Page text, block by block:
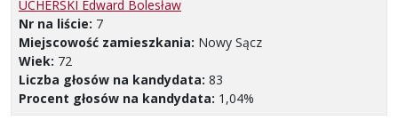
UCHERSKI Edward Bolesław
Nr na liście: 7
Miejscowość zamieszkania: Nowy Sącz
Wiek: 72
Liczba głosów na kandydata: 83
Procent głosów na kandydata: 1,04%